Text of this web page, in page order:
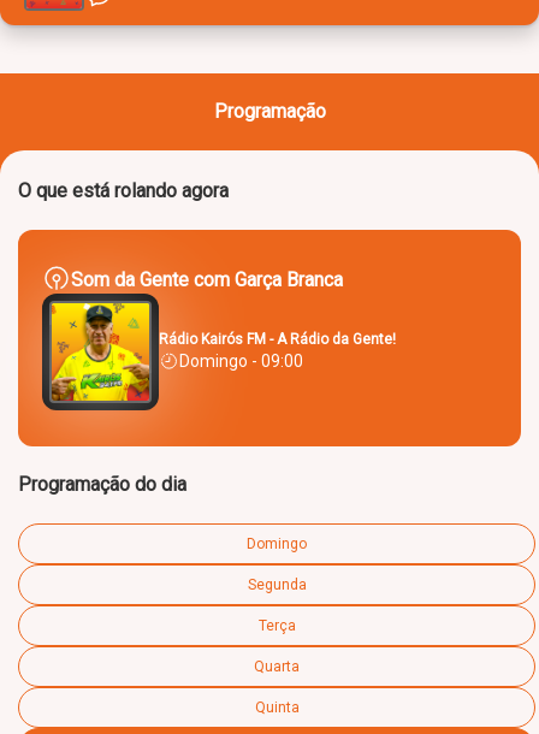
Programação
O que está rolando agora
Som da Gente com Garça Branca
Rádio Kairós FM - A Rádio da Gente!
Domingo - 09:00
Programação do dia
Domingo
Segunda
Terça
Quarta
Quinta